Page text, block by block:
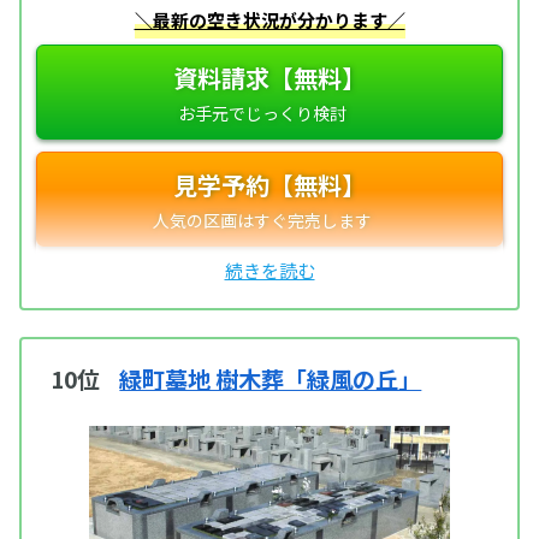
＼最新の空き状況が分かります／
資料請求【無料】
見学予約【無料】
10位 緑町墓地 樹木葬「緑風の丘」